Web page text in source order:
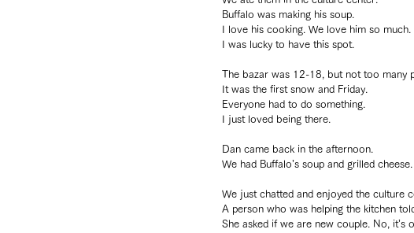
Buffalo was making his soup.
I love his cooking. We love him so much.
I was lucky to have this spot.
The bazar was 12-18, but not too many
It was the first snow and Friday.
Everyone had to do something.
I just loved being there.
Dan came back in the afternoon.
We had Buffalo’s soup and grilled cheese.
We just chatted and enjoyed the culture
A person who was helping the kitchen
She asked if we are new couple. No, it’s